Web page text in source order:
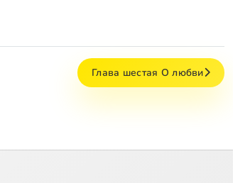
Глава шестая О любви